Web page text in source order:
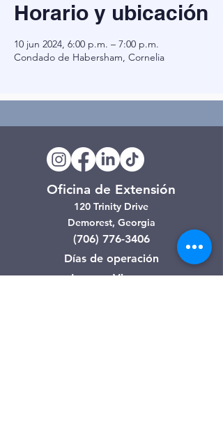
Horario y ubicación
10 jun 2024, 6:00 p.m. – 7:00 p.m.
Condado de Habersham, Cornelia
Oficina de Extensión
120 Trinity Drive
Demorest, Georgia
(706) 776-3406
Días de operación
Lunes – Viernes